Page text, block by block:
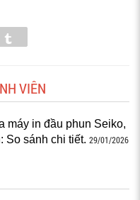
VIÊN
máy in đầu phun Seiko,
So sánh chi tiết. 29/01/2026